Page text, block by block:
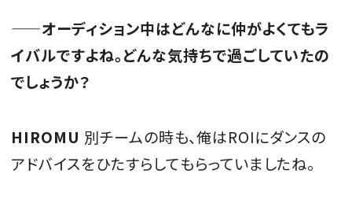
——オーディション中はどんなに仲がよくてもラ
イバルですよね。どんな気持ちで過ごしていたの
でしょうか？
HIROMU 別チームの時も、俺はROIにダンスの
アドバイスをひたすらしてもらっていましたね。